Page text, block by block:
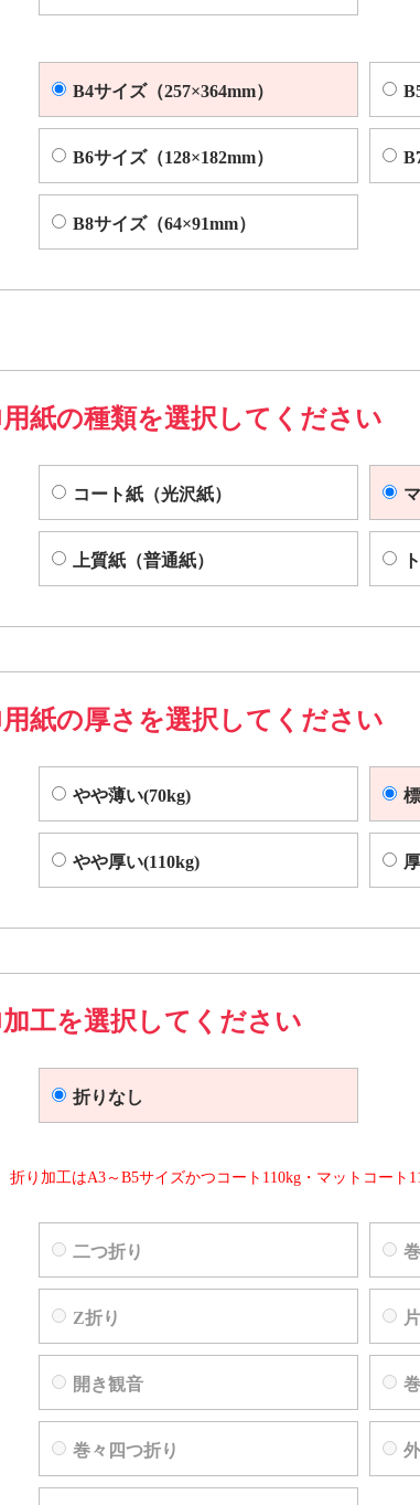
B4サイズ（257×364mm）
B6サイズ（128×182mm）
B8サイズ（64×91mm）
用紙の種類を選択してください
コート紙（光沢紙）
上質紙（普通紙）
用紙の厚さを選択してください
やや薄い(70kg)
やや厚い(110kg)
加工を選択してください
折りなし
折り加工はA3～B5サイズかつコート110kg・マットコート
二つ折り
Z折り
開き観音
巻々四つ折り